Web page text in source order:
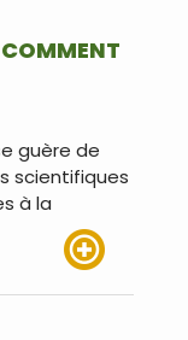
COMMENT
guère de
scientifiques
à la